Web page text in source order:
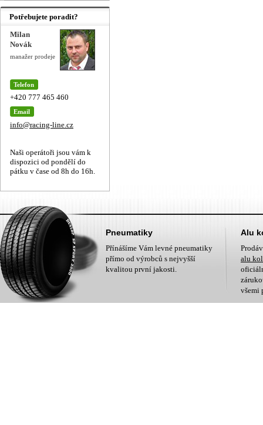
Potřebujete poradit?
Milan
Novák
manažer prodeje
Telefon
+420 777 465 460
Email
info@racing-line.cz
Naši operátoři jsou vám k
dispozici od pondělí do
pátku v čase od 8h do 16h.
Pneumatiky
Přínášíme Vám levné pneumatiky
přímo od výrobců s nejvyšší
kvalitou první jakosti.
Alu
alu
všemi